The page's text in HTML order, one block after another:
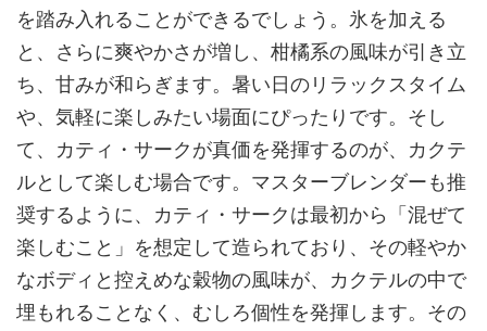
を踏み入れることができるでしょう。氷を加える
と、さらに爽やかさが増し、柑橘系の風味が引き立
ち、甘みが和らぎます。暑い日のリラックスタイム
や、気軽に楽しみたい場面にぴったりです。そし
て、カティ・サークが真価を発揮するのが、カクテ
ルとして楽しむ場合です。マスターブレンダーも推
奨するように、カティ・サークは最初から「混ぜて
楽しむこと」を想定して造られており、その軽やか
なボディと控えめな穀物の風味が、カクテルの中で
埋もれることなく、むしろ個性を発揮します。その